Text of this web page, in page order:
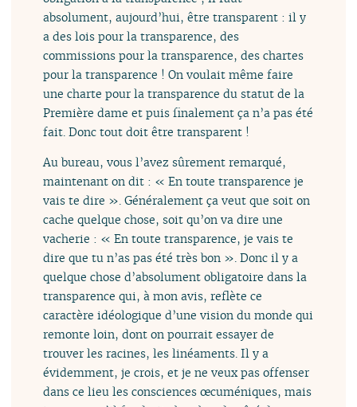
absolument, aujourd’hui, être transparent : il y
a des lois pour la transparence, des
commissions pour la transparence, des chartes
pour la transparence ! On voulait même faire
une charte pour la transparence du statut de la
Première dame et puis finalement ça n’a pas été
fait. Donc tout doit être transparent !
Au bureau, vous l’avez sûrement remarqué,
maintenant on dit : « En toute transparence je
vais te dire ». Généralement ça veut que soit on
cache quelque chose, soit qu’on va dire une
vacherie : « En toute transparence, je vais te
dire que tu n’as pas été très bon ». Donc il y a
quelque chose d’absolument obligatoire dans la
transparence qui, à mon avis, reflète ce
caractère idéologique d’une vision du monde qui
remonte loin, dont on pourrait essayer de
trouver les racines, les linéaments. Il y a
évidemment, je crois, et je ne veux pas offenser
dans ce lieu les consciences œcuméniques, mais